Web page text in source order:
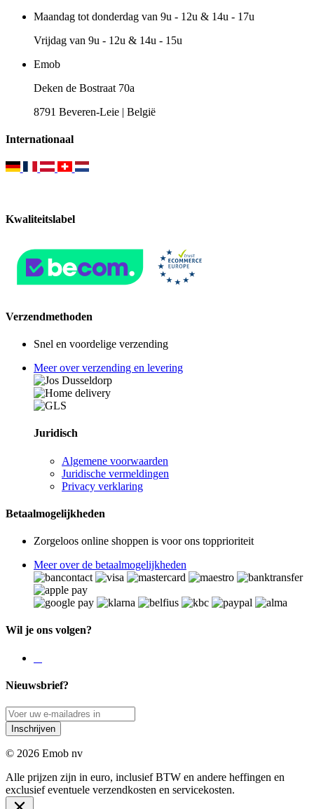
Maandag tot donderdag van 9u - 12u & 14u - 17u
Vrijdag van 9u - 12u & 14u - 15u
Emob
Deken de Bostraat 70a
8791 Beveren-Leie | België
Internationaal
Kwaliteitslabel
Verzendmethoden
Snel en voordelige verzending
Meer over verzending en levering
Juridisch
Algemene voorwaarden
Juridische vermeldingen
Privacy verklaring
Betaalmogelijkheden
Zorgeloos online shoppen is voor ons topprioriteit
Meer over de betaalmogelijkheden
Wil je ons volgen?
Nieuwsbrief?
Inschrijven
© 2026 Emob nv
Alle prijzen zijn in euro, inclusief BTW en andere heffingen en
exclusief eventuele verzendkosten en servicekosten.